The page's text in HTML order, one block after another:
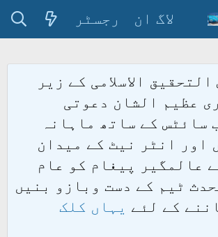
لاگ ان رجسٹر
الاسلامی کے زیر
عظیم الشان دعوتی
سائٹس کے ساتھ ماہانہ
اور انٹر نیٹ کے میدان
عالمگیر پیغام کو عام
ٹیم کے دست وبازو بنیں
کے لئے یہاں کلک